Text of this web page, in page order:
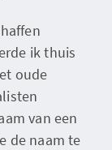
ik thuis
oude
van een
de naam te